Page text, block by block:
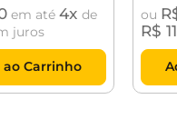
em até 4 de
juros
Carrinho
ou
R$